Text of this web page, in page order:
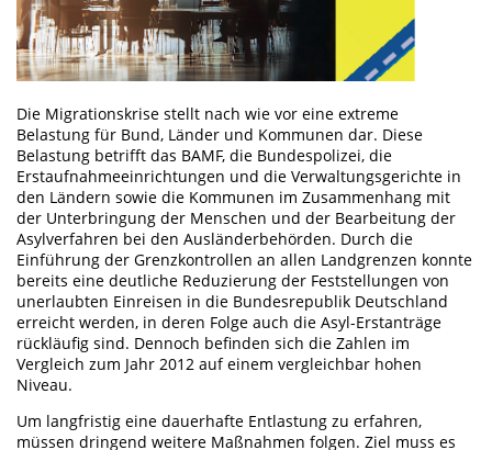
Die Migrationskrise stellt nach wie vor eine extreme
Belastung für Bund, Länder und Kommunen dar. Diese
Belastung betrifft das BAMF, die Bundespolizei, die
Erstaufnahmeeinrichtungen und die Verwaltungsgerichte in
den Ländern sowie die Kommunen im Zusammenhang mit
der Unterbringung der Menschen und der Bearbeitung der
Asylverfahren bei den Ausländerbehörden. Durch die
Einführung der Grenzkontrollen an allen Landgrenzen konnte
bereits eine deutliche Reduzierung der Feststellungen von
unerlaubten Einreisen in die Bundesrepublik Deutschland
erreicht werden, in deren Folge auch die Asyl-Erstanträge
rückläufig sind. Dennoch befinden sich die Zahlen im
Vergleich zum Jahr 2012 auf einem vergleichbar hohen
Niveau.
Um langfristig eine dauerhafte Entlastung zu erfahren,
müssen dringend weitere Maßnahmen folgen. Ziel muss es